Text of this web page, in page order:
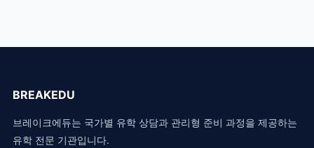
BREAKEDU
브레이크에듀는 국가별 유학 상담과 관리형 준비 과정을 제공하는
유학 전문 기관입니다.